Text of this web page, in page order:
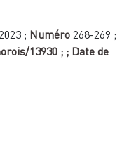
2023 ; Numéro 268-269 ;
13930 ; ; Date de